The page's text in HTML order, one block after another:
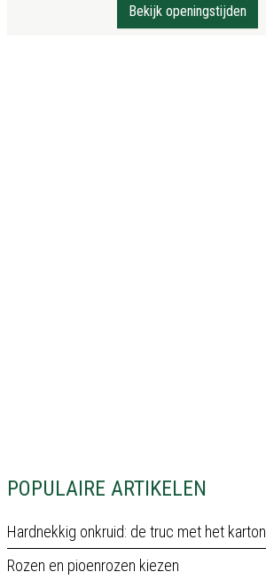
POPULAIRE ARTIKELEN
Hardnekkig onkruid: de truc met het karton
Rozen en pioenrozen kiezen
Bekijk openingstijden